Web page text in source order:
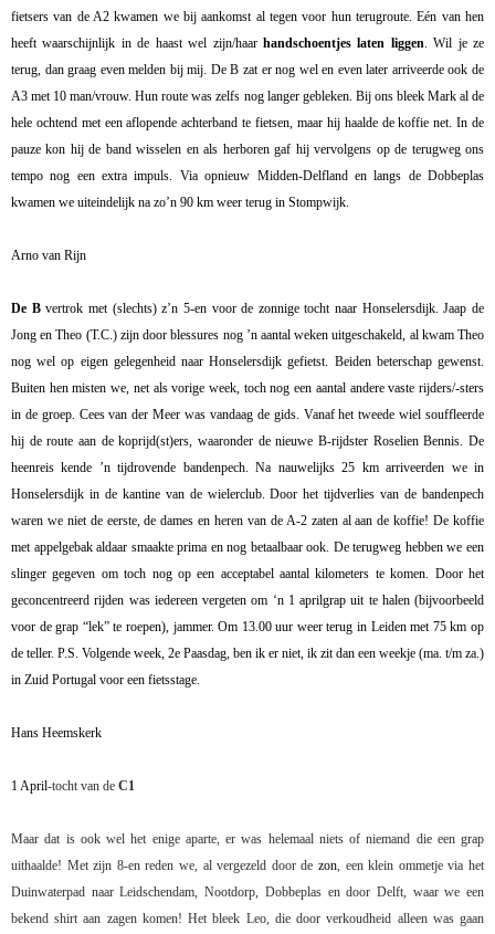
fietsers van de A2 kwamen we bij aankomst al tegen voor hun terugroute. Eén van hen
heeft waarschijnlijk in de haast wel zijn/haar handschoentjes laten liggen. Wil je ze
terug, dan graag even melden bij mij. De B zat er nog wel en even later arriveerde ook de
A3 met 10 man/vrouw. Hun route was zelfs nog langer gebleken. Bij ons bleek Mark al de
hele ochtend met een aflopende achterband te fietsen, maar hij haalde de koffie net. In de
pauze kon hij de band wisselen en als herboren gaf hij vervolgens op de terugweg ons
tempo nog een extra impuls. Via opnieuw Midden-Delfland en langs de Dobbeplas
kwamen we uiteindelijk na zo’n 90 km weer terug in Stompwijk.
Arno van Rijn
De Bvertrok met (slechts) z’n 5-en voor de zonnige tocht naar Honselersdijk. Jaap de
Jong en Theo (T.C.) zijn door blessures nog ’n aantal weken uitgeschakeld, al kwam Theo
nog wel op eigen gelegenheid naar Honselersdijk gefietst. Beiden beterschap gewenst.
Buiten hen misten we, net als vorige week, toch nog een aantal andere vaste rijders/-sters
in de groep. Cees van der Meer was vandaag de gids. Vanaf het tweede wiel souffleerde
hij de route aan de koprijd(st)ers, waaronder de nieuwe B-rijdster Roselien Bennis. De
heenreis kende ’n tijdrovende bandenpech. Na nauwelijks 25 km arriveerden we in
Honselersdijk in de kantine van de wielerclub. Door het tijdverlies van de bandenpech
waren we niet de eerste, de dames en heren van de A-2 zaten al aan de koffie! De koffie
met appelgebak aldaar smaakte prima en nog betaalbaar ook. De terugweg hebben we een
slinger gegeven om toch nog op een acceptabel aantal kilometers te komen. Door het
geconcentreerd rijden was iedereen vergeten om ‘n 1 aprilgrap uit te halen (bijvoorbeeld
voor de grap “lek” te roepen), jammer. Om 13.00 uur weer terug in Leiden met 75 km op
de teller. P.S. Volgende week, 2e Paasdag, ben ik er niet, ik zit dan een weekje (ma. t/m za.)
in Zuid Portugal voor een fietsstage.
Hans Heemskerk
1 April-tocht van de C1
Maar dat is ook wel het enige aparte, er was helemaal niets of niemand die een grap
uithaalde! Met zijn 8-en reden we, al vergezeld door de zon, een klein ommetje via het
Duinwaterpad naar Leidschendam, Nootdorp, Dobbeplas en door Delft, waar we een
bekend shirt aan zagen komen! Het bleek Leo, die door verkoudheid alleen was gaan